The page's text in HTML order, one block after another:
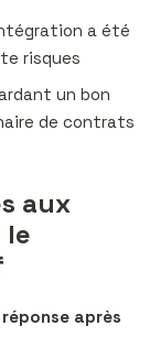
a été
risques
un bon
de contrats
aux
le
après